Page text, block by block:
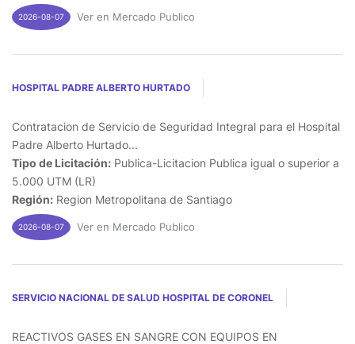
2026-08-07 Ver en Mercado Publico
HOSPITAL PADRE ALBERTO HURTADO
Contratacion de Servicio de Seguridad Integral para el Hospital
Padre Alberto Hurtado...
Tipo de Licitación: Publica-Licitacion Publica igual o superior a
5.000 UTM (LR)
Región: Region Metropolitana de Santiago
2026-08-07 Ver en Mercado Publico
SERVICIO NACIONAL DE SALUD HOSPITAL DE CORONEL
REACTIVOS GASES EN SANGRE CON EQUIPOS EN